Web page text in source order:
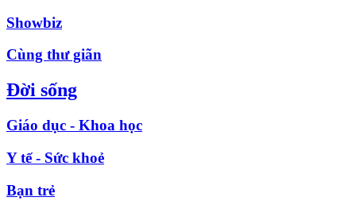
Showbiz
Cùng thư giãn
Đời sống
Giáo dục - Khoa học
Y tế - Sức khoẻ
Bạn trẻ